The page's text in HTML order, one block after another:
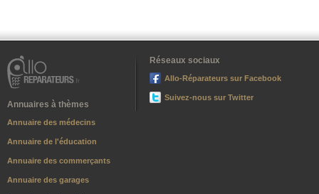
Annuaires à thèmes
Annuaire des médecins
Annuaire de l'éducation
Annuaire des commerçants
Annuaire des garages
Réseaux sociaux
Allo-Réparateurs sur Facebook
Suivez-nous sur Twitter